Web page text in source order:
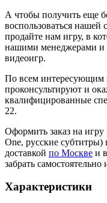
А чтобы получить еще
воспользоваться
продайте нам игру, в
нашими менеджерами и
видеоигр.
По всем интересующим
проконсультируют и
квалифицированные
22.
Оформить заказ на
One, русские
доставкой по Москве и
забрать самостоятельно
Характеристики